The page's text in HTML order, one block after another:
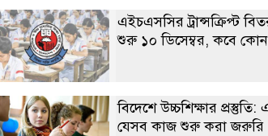
এইচএসসির ট্রান্সক্রিপ্ট
শুরু ১০ ডিসেম্বর, কবে
বিদেশে উচ্চশিক্ষার
যেসব কাজ শুরু করা জরুরি